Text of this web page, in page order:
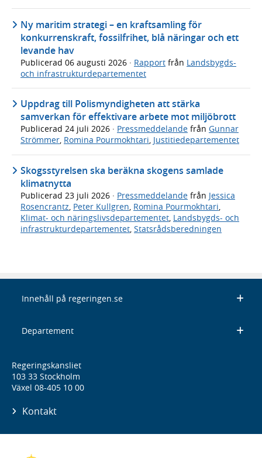
Ny maritim strategi – en kraftsamling för
konkurrenskraft, fossilfrihet, blå näringar och ett
levande hav
Publicerad 06 augusti 2026 · Rapport från Landsbygds-
och infrastrukturdepartementet
Uppdrag till Polismyndigheten att stärka
samverkan för effektivare arbete mot miljöbrott
Publicerad 24 juli 2026 · Pressmeddelande från Gunnar
Strömmer, Romina Pourmokhtari, Justitiedepartementet
Skogsstyrelsen ska beräkna skogens samlade
klimatnytta
Publicerad 23 juli 2026 · Pressmeddelande från Jessica
Rosencrantz, Peter Kullgren, Romina Pourmokhtari,
Klimat- och näringslivsdepartementet, Landsbygds- och
infrastrukturdepartementet, Statsrådsberedningen
Innehåll på regeringen.se
Departement
Regeringskansliet
103 33 Stockholm
Växel 08-405 10 00
Kontakt